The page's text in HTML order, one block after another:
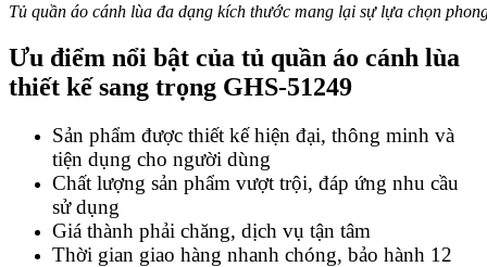
Tủ quần áo cánh lùa đa dạng kích thước mang lại sự lựa chọn
Ưu điểm nổi bật của tủ quần áo cánh lùa
thiết kế sang trọng GHS-51249
Sản phẩm được thiết kế hiện đại, thông minh và
tiện dụng cho người dùng
Chất lượng sản phẩm vượt trội, đáp ứng nhu cầu
sử dụng
Giá thành phải chăng, dịch vụ tận tâm
Thời gian giao hàng nhanh chóng, bảo hành 12